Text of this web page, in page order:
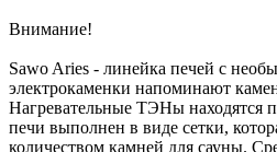
Внимание!
Sawo Aries - линейка печей с
электрокаменки напоминают
Нагревательные ТЭНы находятся
печи выполнен в виде сетки,
количеством камней для сауны.